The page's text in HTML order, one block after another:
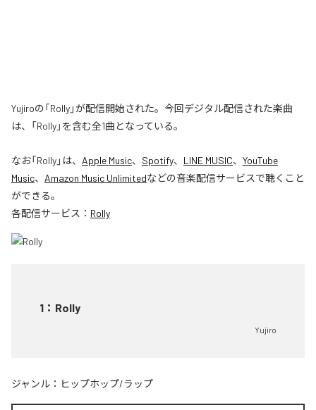
Yujiroの「Rolly」が配信開始された。今回デジタル配信された楽曲
は、「Rolly」を含む全1曲となっている。
なお「Rolly」は、 Apple Music、 Spotify、 LINE MUSIC、 YouTube
Music、 Amazon Music Unlimitedなどの音楽配信サービスで聴くこと
ができる。
各配信サービス： Rolly
1 ： Rolly
Yujiro
ジャンル： ヒップホップ/ラップ